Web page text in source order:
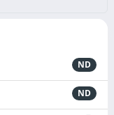
ND
ND